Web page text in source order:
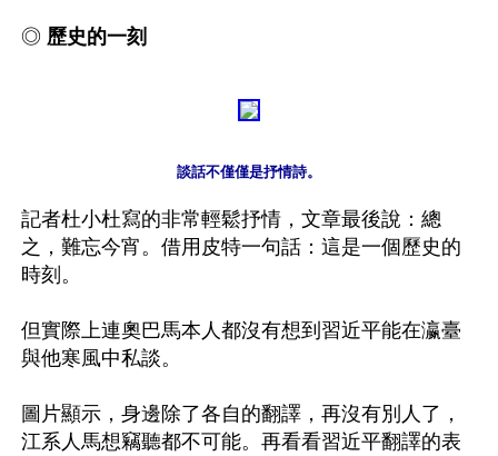
◎ 歷史的一刻
談話不僅僅是抒情詩。
記者杜小杜寫的非常輕鬆抒情，文章最後說：總
之，難忘今宵。借用皮特一句話：這是一個歷史的
時刻。
但實際上連奧巴馬本人都沒有想到習近平能在瀛臺
與他寒風中私談。
圖片顯示，身邊除了各自的翻譯，再沒有別人了，
江系人馬想竊聽都不可能。再看看習近平翻譯的表